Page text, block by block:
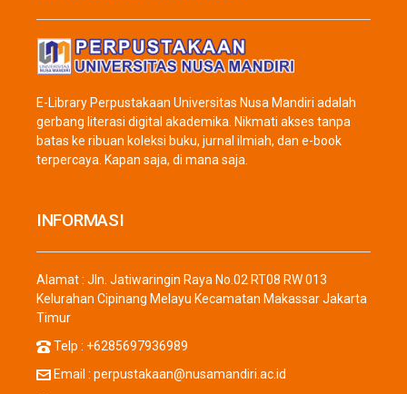
E-Library Perpustakaan Universitas Nusa Mandiri adalah
gerbang literasi digital akademika. Nikmati akses tanpa
batas ke ribuan koleksi buku, jurnal ilmiah, dan e-book
terpercaya. Kapan saja, di mana saja.
INFORMASI
Alamat : Jln. Jatiwaringin Raya No.02 RT08 RW 013
Kelurahan Cipinang Melayu Kecamatan Makassar Jakarta
Timur
Telp : +6285697936989
Email : perpustakaan@nusamandiri.ac.id